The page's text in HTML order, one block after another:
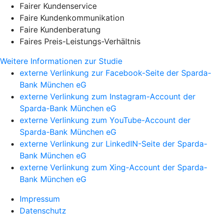
Fairer Kundenservice
Faire Kundenkommunikation
Faire Kundenberatung
Faires Preis-Leistungs-Verhältnis
Weitere Informationen zur Studie
externe Verlinkung zur Facebook-Seite der Sparda-
Bank München eG
externe Verlinkung zum Instagram-Account der
Sparda-Bank München eG
externe Verlinkung zum YouTube-Account der
Sparda-Bank München eG
externe Verlinkung zur LinkedIN-Seite der Sparda-
Bank München eG
externe Verlinkung zum Xing-Account der Sparda-
Bank München eG
Impressum
Datenschutz